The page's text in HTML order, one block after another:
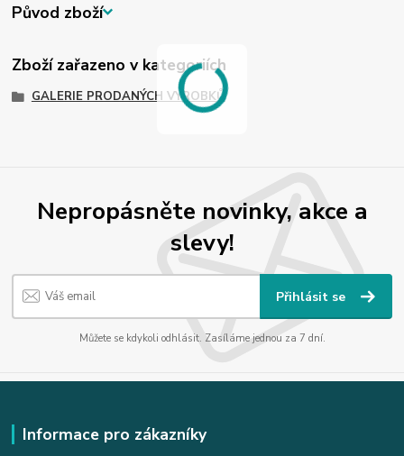
Původ zboží
Zboží zařazeno v kategoriích
GALERIE PRODANÝCH VÝROBKŮ
Nepropásněte novinky, akce a
slevy!
Přihlásit se
Můžete se kdykoli odhlásit. Zasíláme jednou za 7 dní.
Informace pro zákazníky